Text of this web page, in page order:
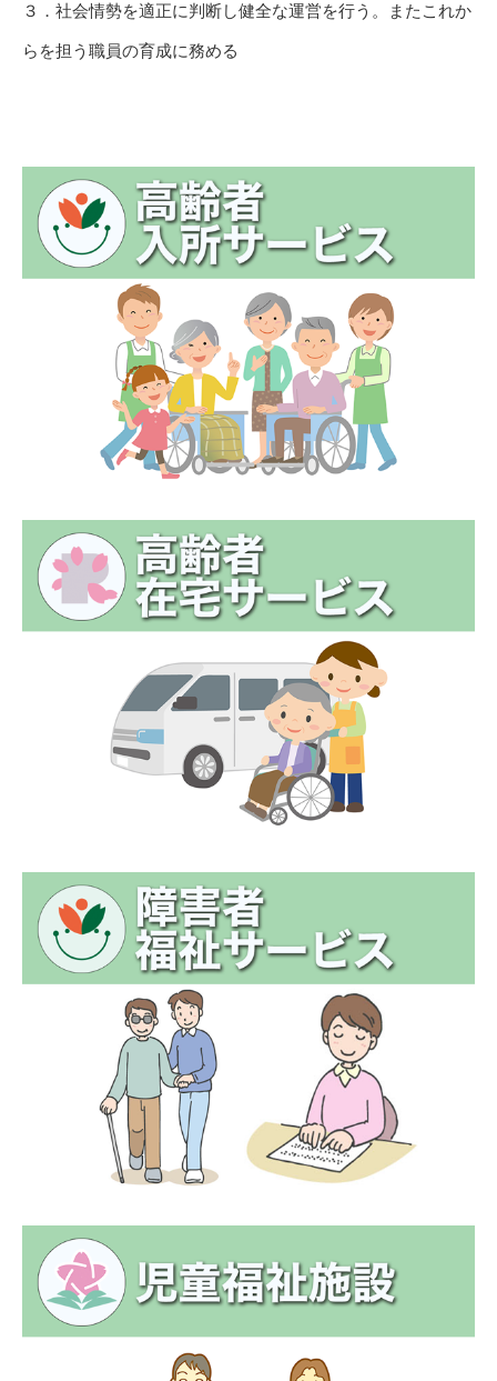
３．社会情勢を適正に判断し健全な運営を行う。またこれか
らを担う職員の育成に務める